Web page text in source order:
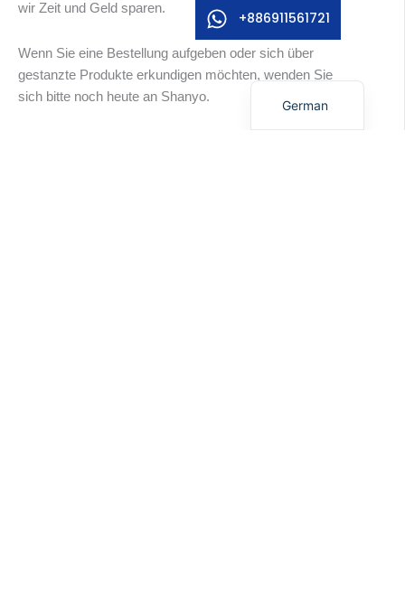
wir Zeit und Geld sparen.
Wenn Sie eine Bestellung aufgeben oder sich über
gestanzte Produkte erkundigen möchten, wenden Sie
sich bitte noch heute an Shanyo.
+886911561721
German
English
Japanese
Korean